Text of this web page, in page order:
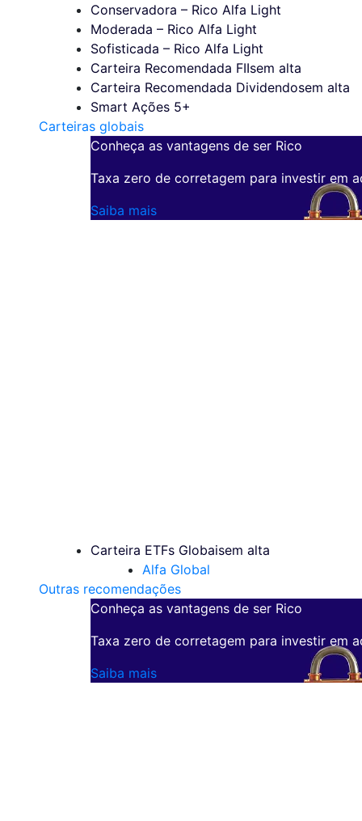
Conservadora – Rico Alfa Light
Moderada – Rico Alfa Light
Sofisticada – Rico Alfa Light
Carteira Recomendada FIIsem alta
Carteira Recomendada Dividendosem alta
Smart Ações 5+
Carteiras globais
Conheça as vantagens de ser Rico
Taxa zero de corretagem para investir em
Saiba mais
Carteira ETFs Globaisem alta
Alfa Global
Outras recomendações
Conheça as vantagens de ser Rico
Taxa zero de corretagem para investir em
Saiba mais